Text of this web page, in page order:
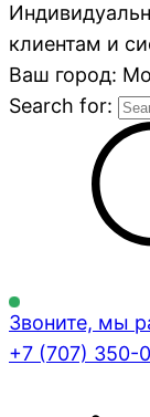
клиентам и
Ваш город:
Search for:
Звоните, мы
+7 (707) 350-